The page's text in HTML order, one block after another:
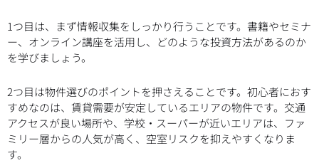
1つ目は、まず情報収集をしっかり行うことです。書籍やセミナ
ー、オンライン講座を活用し、どのような投資方法があるのか
を学びましょう。
2つ目は物件選びのポイントを押さえることです。初心者におす
すめなのは、賃貸需要が安定しているエリアの物件です。交通
アクセスが良い場所や、学校・スーパーが近いエリアは、ファ
ミリー層からの人気が高く、空室リスクを抑えやすくなりま
す。